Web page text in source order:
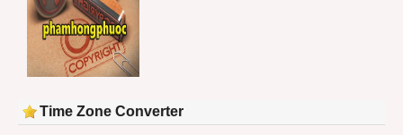
Time Zone Converter